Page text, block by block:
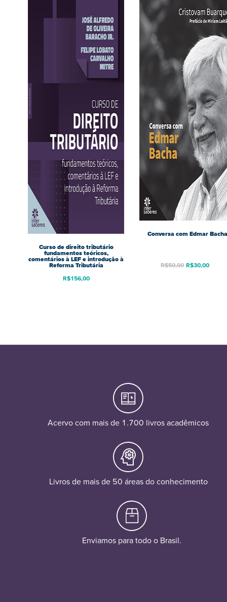
Curso de direito tributário
fundamentos teóricos,
comentários à LEF e introdução à
Reforma Tributária
R$156,00
Conversa com Edmar Bacha
R$50,00 R$30,00
Acervo com mais de 1.700 livros acadêmicos
Livros de mais de 50 áreas do conhecimento
Enviamos para todo o Brasil.